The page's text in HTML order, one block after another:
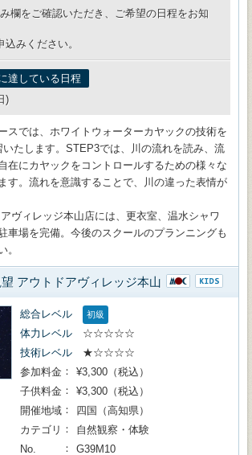
欄をご確認いただき、ご希望の日程をお知
みください。
達している日程
)
スでは、ホワイトウォーターカヤックの技術を
たします。STEP3では、川の流れを読み、流
在にカヤックをコントロールするための様々な
す。流れを意識することで、川の違った表情が
ヴィレッジ本山店には、更衣室、温水シャワ
車場を完備。今後のスクールのプランニングも
。
アウトドアヴィレッジ本山
総合レベル 初級
体力レベル
☆☆☆☆☆
技術レベル
★☆☆☆☆
参加料金
¥3,300（税込）
子供料金
¥3,300（税込）
開催地域
四国（高知県）
カテゴリ
自然観察・体験
No.
G39M10